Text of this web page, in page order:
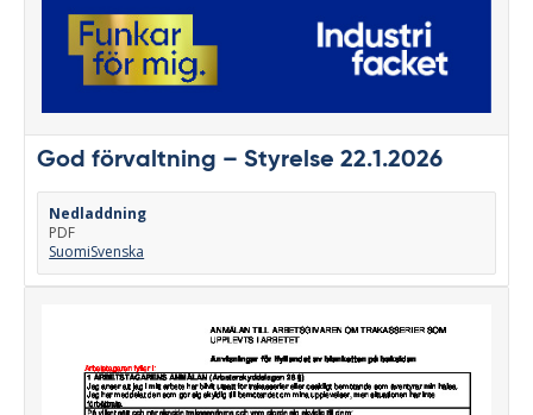
God förvaltning – Styrelse 22.1.2026
Nedladdning
PDF
SuomiSvenska